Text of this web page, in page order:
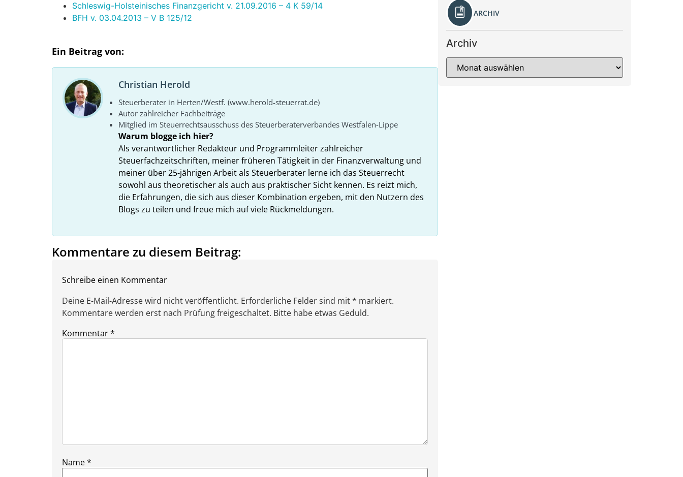
Schleswig-Holsteinisches Finanzgericht v. 21.09.2016 – 4 K 59/14
BFH v. 03.04.2013 – V B 125/12
Ein Beitrag von:
Christian Herold
Steuerberater in Herten/Westf. (www.herold-steuerrat.de)
Autor zahlreicher Fachbeiträge
Mitglied im Steuerrechtsausschuss des Steuerberaterverbandes Westfalen-Lippe
Warum blogge ich hier?
Als verantwortlicher Redakteur und Programmleiter zahlreicher
Steuerfachzeitschriften, meiner früheren Tätigkeit in der Finanzverwaltung und
meiner über 25-jährigen Arbeit als Steuerberater lerne ich das Steuerrecht
sowohl aus theoretischer als auch aus praktischer Sicht kennen. Es reizt mich,
die Erfahrungen, die sich aus dieser Kombination ergeben, mit den Nutzern des
Blogs zu teilen und freue mich auf viele Rückmeldungen.
Kommentare zu diesem Beitrag:
Schreibe einen Kommentar
Deine E-Mail-Adresse wird nicht veröffentlicht. Erforderliche Felder sind mit * markiert.
Kommentare werden erst nach Prüfung freigeschaltet. Bitte habe etwas Geduld.
Kommentar*
Name*
ARCHIV
Archiv